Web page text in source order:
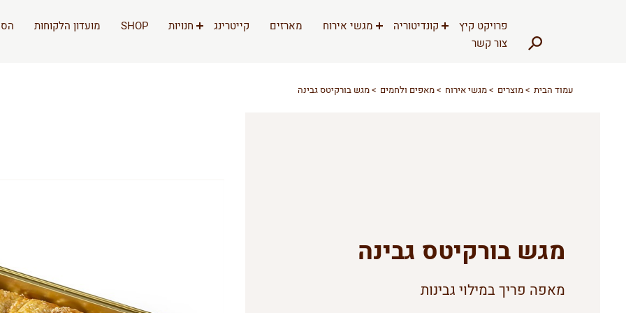
פרויקט קיץ קונדיטוריה מגשי אירוח מארזים קייטרינג חנויות SHOP מועדון הלקוחות
צור קשר
עמוד הבית מוצרים מגשי אירוח מאפים ולחמים מגש בורקיטס גבינה
מגש בורקיטס גבינה
מאפה פריך במילוי גבינות